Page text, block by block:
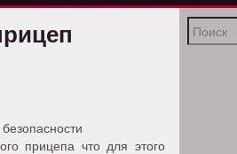
прицепа что для этого